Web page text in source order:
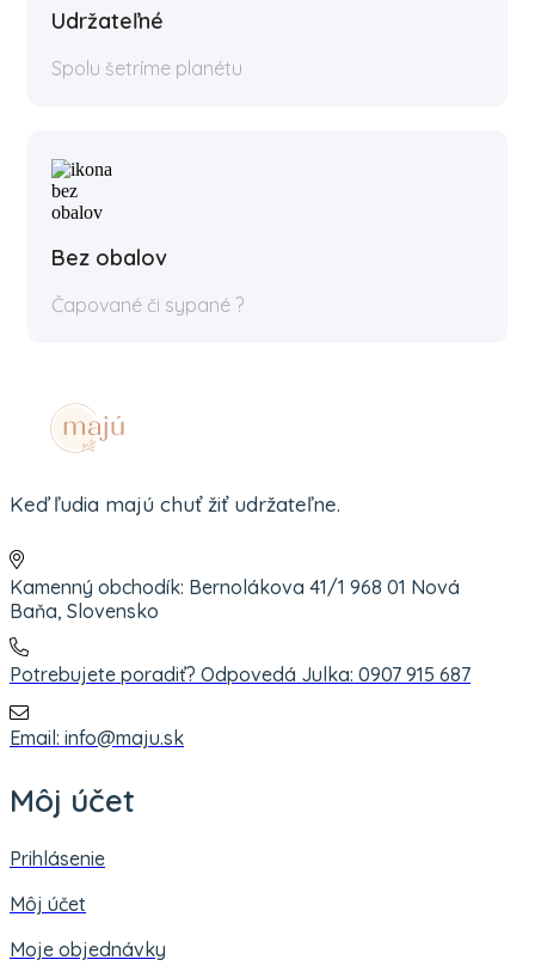
Udržateľné
Spolu šetríme planétu
Bez obalov
Čapované či sypané ?
Keď ľudia majú chuť žiť udržateľne.
Kamenný obchodík: Bernolákova 41/1 968 01 Nová
Baňa, Slovensko
Potrebujete poradiť? Odpovedá Julka: 0907 915 687
Email: info@maju.sk
Môj účet
Prihlásenie
Môj účet
Moje objednávky